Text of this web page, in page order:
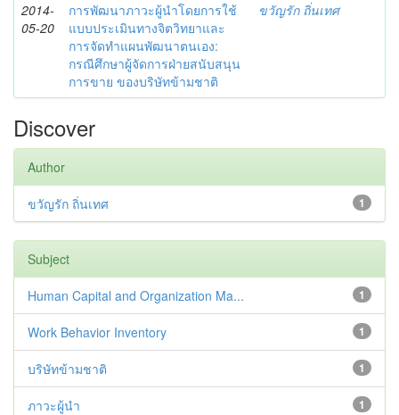
2014-
05-20
การพัฒนาภาวะผู้นำโดยการใช้
แบบประเมินทางจิตวิทยาและ
การจัดทำแผนพัฒนาตนเอง:
กรณีศึกษาผู้จัดการฝ่ายสนับสนุน
การขาย ของบริษัทข้ามชาติ
ขวัญรัก ถิ่นเทศ
Discover
Author
1
ขวัญรัก ถิ่นเทศ
Subject
1
Human Capital and Organization Ma...
1
Work Behavior Inventory
1
บริษัทข้ามชาติ
1
ภาวะผู้นำ